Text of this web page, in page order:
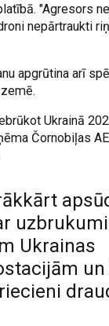
"Agresors
nepārtraukti
apgrūtina arī
Ukrainā
Čornobiļas
Ukrainas